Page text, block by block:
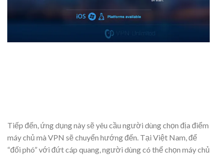
Tiếp đến, ứng dụng này sẽ yêu cầu người dùng chọn địa điểm
máy chủ mà VPN sẽ chuyển hướng đến. Tại Việt Nam, để
“đối phó” với đứt cáp quang, người dùng có thể chọn máy chủ